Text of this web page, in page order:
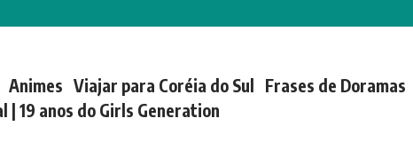
Animes Viajar para Coréia do Sul Frases de Doramas
| 19 anos do Girls Generation